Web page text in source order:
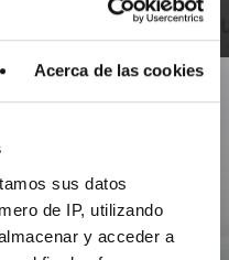
Acerca de las cookies
sus datos
de IP, utilizando
y acceder a